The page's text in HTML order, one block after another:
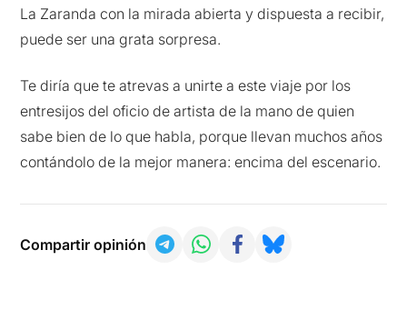
La Zaranda con la mirada abierta y dispuesta a recibir,
puede ser una grata sorpresa.
Te diría que te atrevas a unirte a este viaje por los
entresijos del oficio de artista de la mano de quien
sabe bien de lo que habla, porque llevan muchos años
contándolo de la mejor manera: encima del escenario.
Compartir opinión